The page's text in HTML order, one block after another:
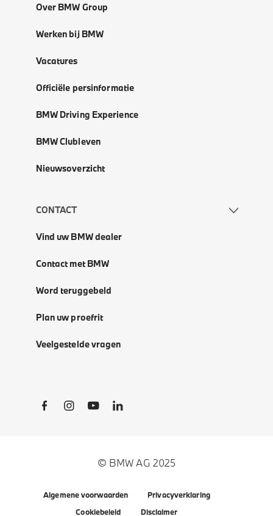
Over BMW Group
Werken bij BMW
Vacatures
Officiële persinformatie
BMW Driving Experience
BMW Clubleven
Nieuwsoverzicht
CONTACT
Vind uw BMW dealer
Contact met BMW
Word teruggebeld
Plan uw proefrit
Veelgestelde vragen
Social Links
© BMW AG 2025
Algemene voorwaarden
Privacyverklaring
Cookiebeleid
Disclaimer